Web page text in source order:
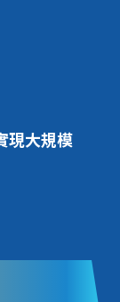
現大規模